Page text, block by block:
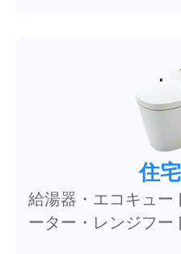
住
給湯器・エコキュー
ーター・レンジフー